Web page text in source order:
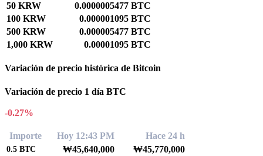
50 KRW
0.0000005477 BTC
100 KRW
0.000001095 BTC
500 KRW
0.000005477 BTC
1,000 KRW
0.00001095 BTC
Variación de precio histórica de Bitcoin
Variación de precio 1 día BTC
-0.27%
Importe Hoy 12:43 PM Hace 24 h
0.5 BTC ₩45,640,000 ₩45,770,000